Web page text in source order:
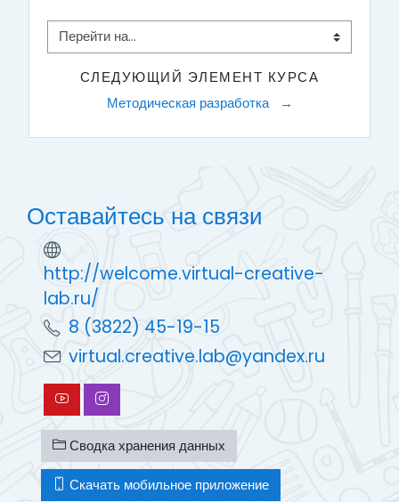
Перейти на...
СЛЕДУЮЩИЙ ЭЛЕМЕНТ КУРСА
Методическая разработка   →
Оставайтесь на связи
http://welcome.virtual-creative-
lab.ru/
8 (3822) 45-19-15
virtual.creative.lab@yandex.ru
Сводка хранения данных
Скачать мобильное приложение